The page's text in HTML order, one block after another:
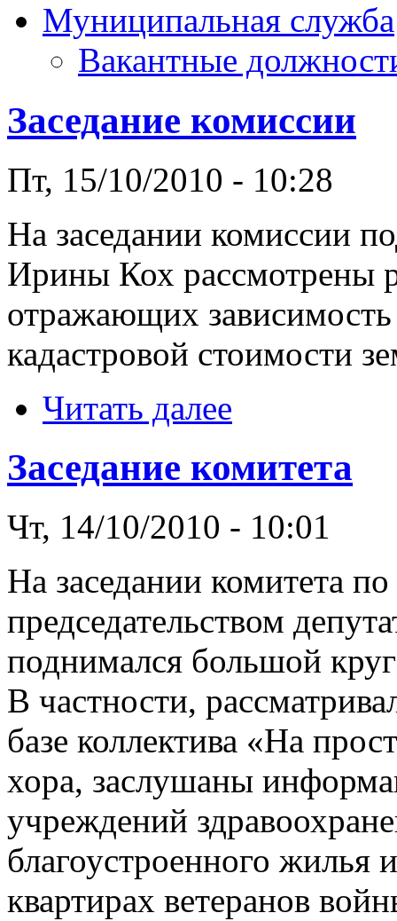
Муниципальная служба
Вакантные
Заседание комиссии
Пт, 15/10/2010 - 10:28
На заседании комиссии
Ирины Кох рассмотрены
отражающих
кадастровой стоимости
Читать далее
Заседание комитета
Чт, 14/10/2010 - 10:01
На заседании комитета
председательством
поднимался большой
В частности,
базе коллектива «На
хора, заслушаны
учреждений
благоустроенного жилья
квартирах ветеранов